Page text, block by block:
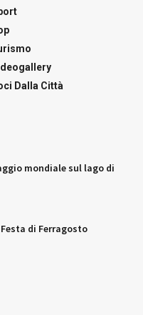
Dalla Città
mondiale sul lago di
di Ferragosto